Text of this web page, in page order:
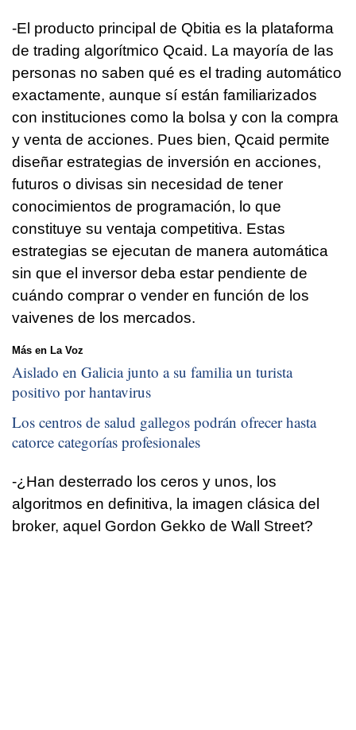
-El producto principal de Qbitia es la plataforma
de trading algorítmico Qcaid. La mayoría de las
personas no saben qué es el trading automático
exactamente, aunque sí están familiarizados
con instituciones como la bolsa y con la compra
y venta de acciones. Pues bien, Qcaid permite
diseñar estrategias de inversión en acciones,
futuros o divisas sin necesidad de tener
conocimientos de programación, lo que
constituye su ventaja competitiva. Estas
estrategias se ejecutan de manera automática
sin que el inversor deba estar pendiente de
cuándo comprar o vender en función de los
vaivenes de los mercados.
Más en La Voz
Aislado en Galicia junto a su familia un turista
positivo por hantavirus
Los centros de salud gallegos podrán ofrecer hasta
catorce categorías profesionales
-¿Han desterrado los ceros y unos, los
algoritmos en definitiva, la imagen clásica del
broker, aquel Gordon Gekko de Wall Street?